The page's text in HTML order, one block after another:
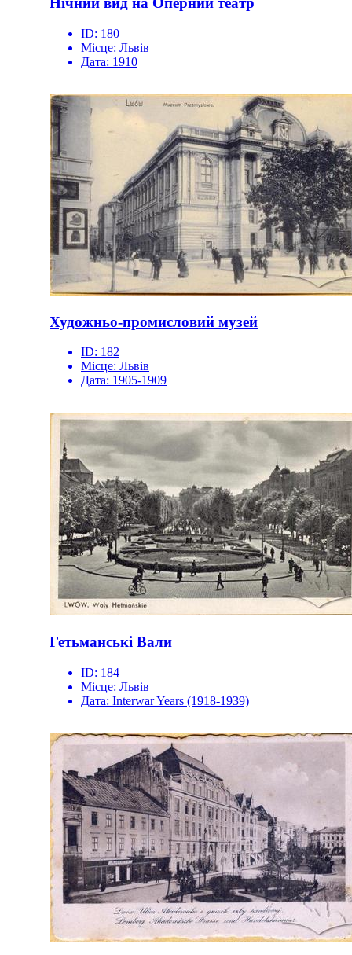
ID: 180
Місце: Львів
Дата: 1910
Художньо-промисловий музей
ID: 182
Місце: Львів
Дата: 1905-1909
Гетьманські Вали
ID: 184
Місце: Львів
Дата: Interwar Years (1918-1939)